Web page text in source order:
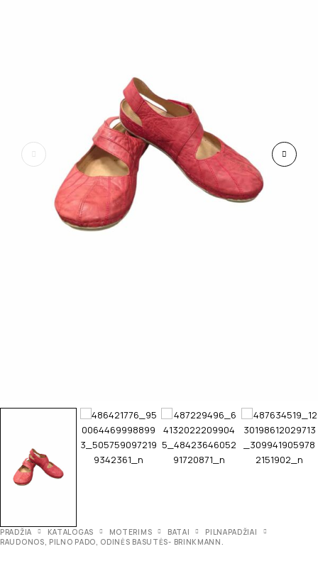
PRADŽIA KATALOGAS MOTERIMS BATAI
PILNAPADŽIAI
RAUDONOS, PILNO PADO, ODINĖS BASUTĖS- BRINKMANN.